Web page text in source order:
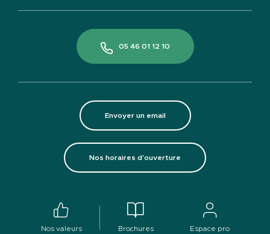
05 46 01 12 10
Envoyer un email
Nos horaires d'ouverture
Nos valeurs Brochures Espace pro